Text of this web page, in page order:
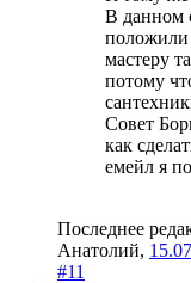
В данном
положили
мастеру
потому
Совет
как
емейл я
Последнее
Анатолий,
#11